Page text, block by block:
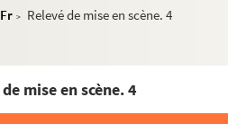
> Relevé de mise en scène. 4
mise en scène. 4
Berr. Les Merlereau : pièce en 3
Mirande. La merveilleuse journée. 1922